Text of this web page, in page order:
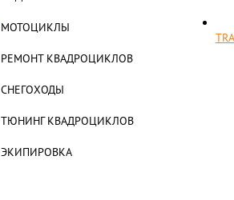
МОТОЦИКЛЫ
РЕМОНТ КВАДРОЦИКЛОВ
СНЕГОХОДЫ
ТЮНИНГ КВАДРОЦИКЛОВ
ЭКИПИРОВКА